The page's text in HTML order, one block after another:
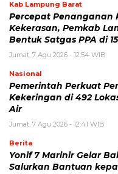
Kab Lampung Barat
Percepat Penanganan
Kekerasan, Pemkab
Bentuk Satgas PPA di
Jumat, 7 Agu 2026 - 12:54 WIB
Nasional
Pemerintah Perkuat
Kekeringan di 492
Air
Jumat, 7 Agu 2026 - 12:41 WIB
Berita
Yonif 7 Marinir Gelar
Salurkan Bantuan